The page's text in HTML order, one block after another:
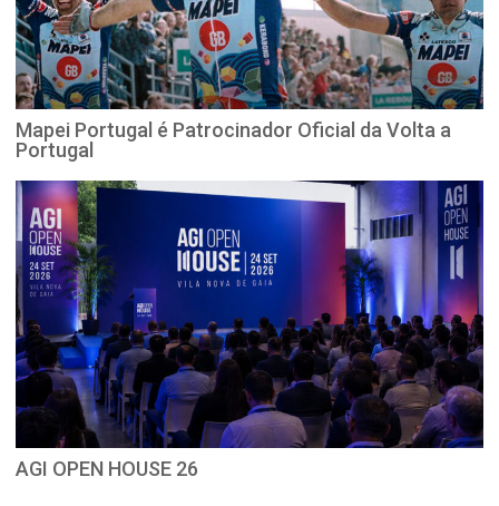
Mapei Portugal é Patrocinador Oficial da Volta a
Portugal
AGI OPEN HOUSE 26